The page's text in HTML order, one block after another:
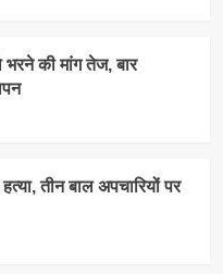
की मांग तेज, बार
तीन बाल अपचारियों पर